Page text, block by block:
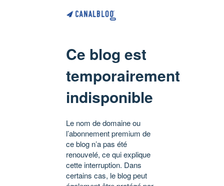
Ce blog est
temporairement
indisponible
Le nom de domaine ou
l’abonnement premium de
ce blog n’a pas été
renouvelé, ce qui explique
cette interruption. Dans
certains cas, le blog peut